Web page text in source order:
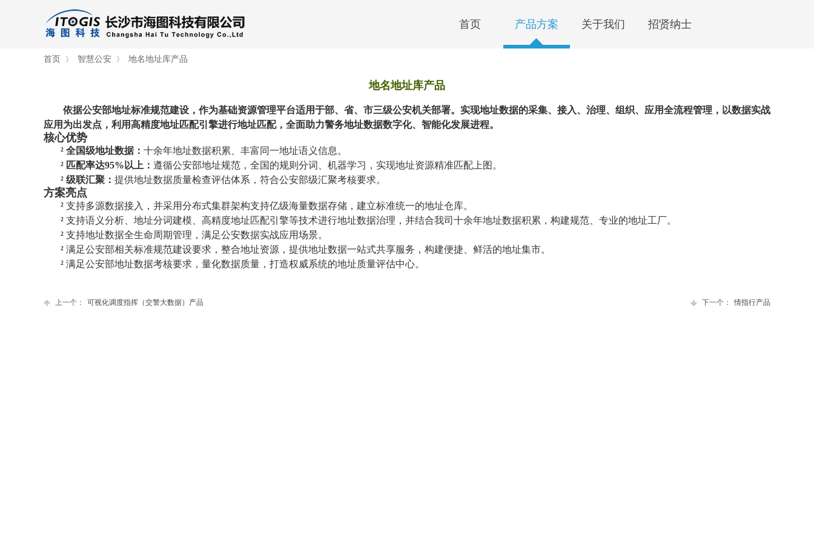
首页 产品方案 关于我们 招贤纳士
首页 》 智慧公安 》 地名地址库产品
地名地址库产品
依据公安部地址标准规范建设，作为基础资源管理平台适用于部、省、市三级公安机关部署。实现地址数据的采集、接入、治理、组织、应用全流程管理，以数据实战
应用为出发点，利用高精度地址匹配引擎进行地址匹配，全面助力警务地址数据数字化、智能化发展进程。
核心优势
² 全国级地址数据： 十余年地址数据积累、丰富同一地址语义信息。
² 匹配率达95%以上： 遵循公安部地址规范，全国的规则分词、机器学习，实现地址资源精准匹配上图。
² 级联汇聚： 提供地址数据质量检查评估体系，符合公安部级汇聚考核要求。
方案亮点
² 支持多源数据接入，并采用分布式集群架构支持亿级海量数据存储，建立标准统一的地址仓库。
² 支持语义分析、地址分词建模、高精度地址匹配引擎等技术进行地址数据治理，并结合我司十余年地址数据积累，构建规范、专业的地址工厂。
² 支持地址数据全生命周期管理，满足公安数据实战应用场景。
² 满足公安部相关标准规范建设要求，整合地址资源，提供地址数据一站式共享服务，构建便捷、鲜活的地址集市。
² 满足公安部地址数据考核要求，量化数据质量，打造权威系统的地址质量评估中心。
上一个： 可视化调度指挥（交警大数据）产品 下一个： 情指行产品